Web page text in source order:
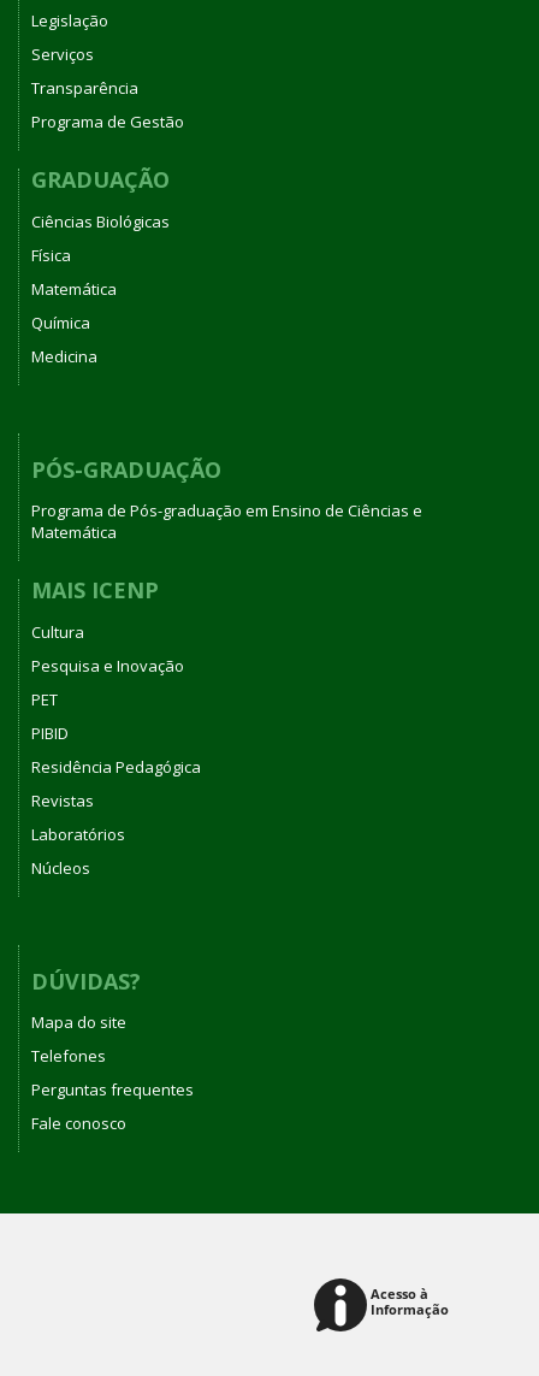
Legislação
Serviços
Transparência
Programa de Gestão
GRADUAÇÃO
Ciências Biológicas
Física
Matemática
Química
Medicina
PÓS-GRADUAÇÃO
Programa de Pós-graduação em Ensino de Ciências e
Matemática
MAIS ICENP
Cultura
Pesquisa e Inovação
PET
PIBID
Residência Pedagógica
Revistas
Laboratórios
Núcleos
DÚVIDAS?
Mapa do site
Telefones
Perguntas frequentes
Fale conosco